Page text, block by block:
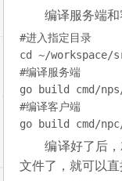
编译服务端和
#进入指定目录
#编译服务端
#编译客户端
编译好了后
文件了，就可以直